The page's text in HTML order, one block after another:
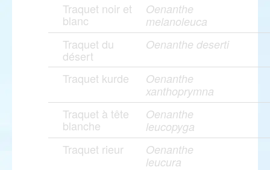
Traquet noir et
blanc
Oenanthe
melanoleuca
Traquet du
désert
Oenanthe deserti
Traquet kurde
Oenanthe
xanthoprymna
Traquet à tête
blanche
Oenanthe
leucopyga
Traquet rieur
Oenanthe
leucura